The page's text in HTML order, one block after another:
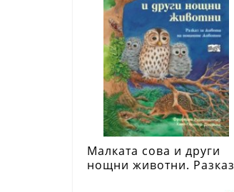
Малката сова и други
нощни животни. Разказ